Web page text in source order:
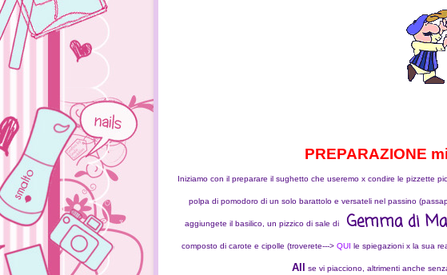
PREPARAZIONE
Iniziamo con il preparare il sughetto che useremo x condire le pizzette
polpa di pomodoro di un solo barattolo e versateli nel passino
aggiungete il basilico, un pizzico di sale di Gemma di
composto di carote e cipolle (troverete---> QUI le spiegazioni x la sua
All
se vi piacciono, altrimenti anche